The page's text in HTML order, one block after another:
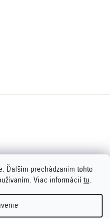
Ďalším prechádzaním tohto
Viac informácií tu.